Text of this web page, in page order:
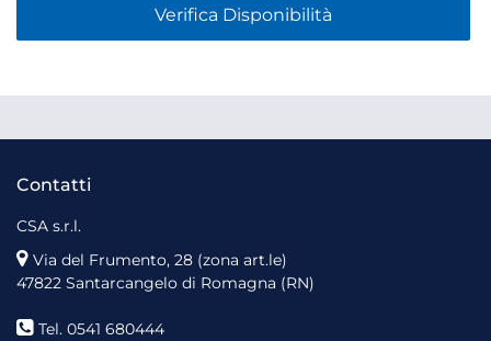
Verifica Disponibilità
Contatti
CSA s.r.l.
Via del Frumento, 28 (zona art.le)
47822 Santarcangelo di Romagna (RN)
Tel. 0541 680444